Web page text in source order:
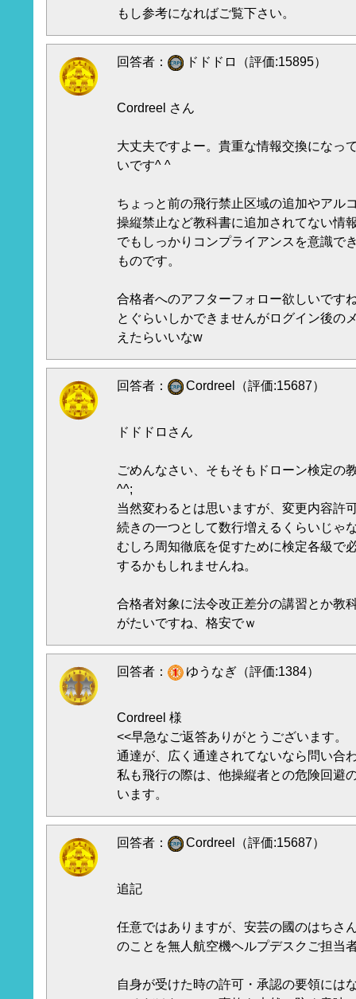
もし参考になればご覧下さい。
回答者： ドドドロ（評価:15895）
Cordreel さん
大丈夫ですよー。貴重な情報交換になっ
いです^ ^
ちょっと前の飛行禁止区域の追加やアル
操縦禁止など教科書に追加されてない情
でもしっかりコンプライアンスを意識で
ものです。
合格者へのアフターフォロー欲しいです
とぐらいしかできませんがログイン後の
えたらいいなw
回答者： Cordreel（評価:15687）
ドドドロさん
ごめんなさい、そもそもドローン検定の
^^;
当然変わるとは思いますが、変更内容許
続きの一つとして数行増えるくらいじゃ
むしろ周知徹底を促すために検定各級で
するかもしれませんね。
合格者対象に法令改正差分の講習とか教
がたいですね、格安でｗ
回答者： ゆうなぎ（評価:1384）
Cordreel 様
<<早急なご返答ありがとうございます。
通達が、広く通達されてないなら問い合
私も飛行の際は、他操縦者との危険回避
います。
回答者： Cordreel（評価:15687）
追記
任意ではありますが、安芸の國のはちさ
のことを無人航空機ヘルプデスクご担当
自身が受けた時の許可・承認の要領には